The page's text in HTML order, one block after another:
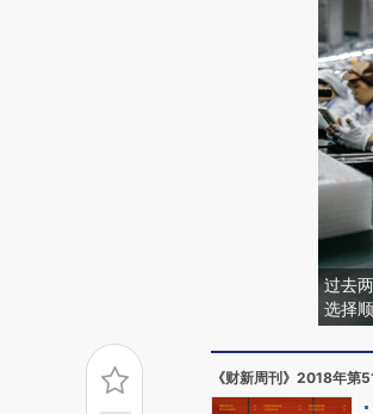
过去
选择
《财新周刊》2018年第